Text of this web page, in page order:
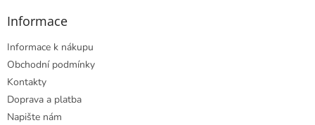
Informace
Informace k nákupu
Obchodní podmínky
Kontakty
Doprava a platba
Napište nám